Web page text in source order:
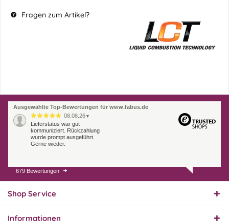
Fragen zum Artikel?
Ausgewählte Top-Bewertungen für www.fabus.de
08.08.26 ▼
Lieferstatus war gut
kommuniziert. Rückzahlung
wurde prompt ausgeführt.
Gerne wieder.
07.08.26
Endlich das richtige
679 Bewertungen
Shop Service
Informationen